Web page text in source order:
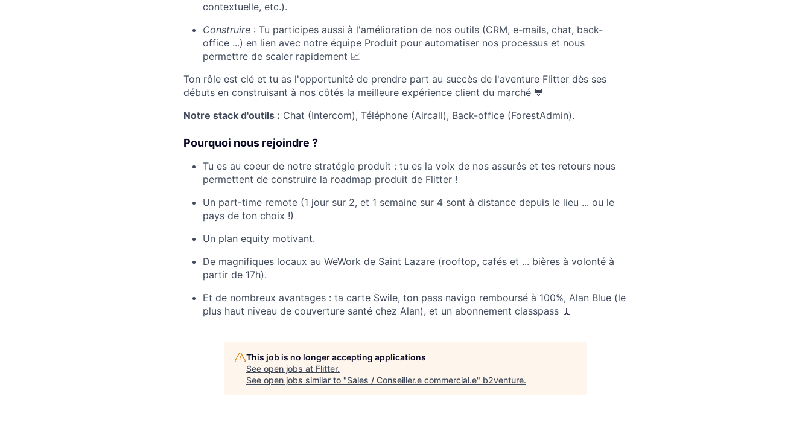
contextuelle, etc.).
Construire : Tu participes aussi à l'amélioration de nos outils (CRM, e-mails, chat, back-
office ...) en lien avec notre équipe Produit pour automatiser nos processus et nous
permettre de scaler rapidement 📈
Ton rôle est clé et tu as l'opportunité de prendre part au succès de l'aventure Flitter dès ses
débuts en construisant à nos côtés la meilleure expérience client du marché 💙
Notre stack d'outils : Chat (Intercom), Téléphone (Aircall), Back-office (ForestAdmin).
Pourquoi nous rejoindre ?
Tu es au coeur de notre stratégie produit : tu es la voix de nos assurés et tes retours nous
permettent de construire la roadmap produit de Flitter !
Un part-time remote (1 jour sur 2, et 1 semaine sur 4 sont à distance depuis le lieu ... ou le
pays de ton choix !)
Un plan equity motivant.
De magnifiques locaux au WeWork de Saint Lazare (rooftop, cafés et ... bières à volonté à
partir de 17h).
Et de nombreux avantages : ta carte Swile, ton pass navigo remboursé à 100%, Alan Blue (le
plus haut niveau de couverture santé chez Alan), et un abonnement classpass 🧘
This job is no longer accepting applications
See open jobs at Flitter.
See open jobs similar to "Sales / Conseiller.e commercial.e" b2venture.